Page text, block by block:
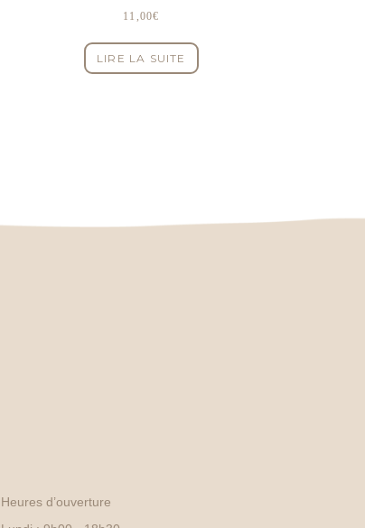
11,00€
LIRE LA SUITE
Heures d’ouverture